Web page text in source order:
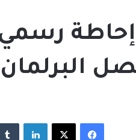
البرلمان
فيسبوك لينكدإن